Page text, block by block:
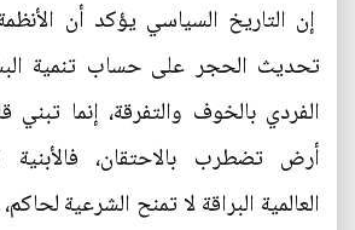
إن التاريخ السياسي يؤكد أن
تحديث الحجر على حساب تنمية
الفردي بالخوف والتفرقة، إنما
أرض تضطرب بالاحتقان، فالأبنية
العالمية البراقة لا تمنح الشرعية